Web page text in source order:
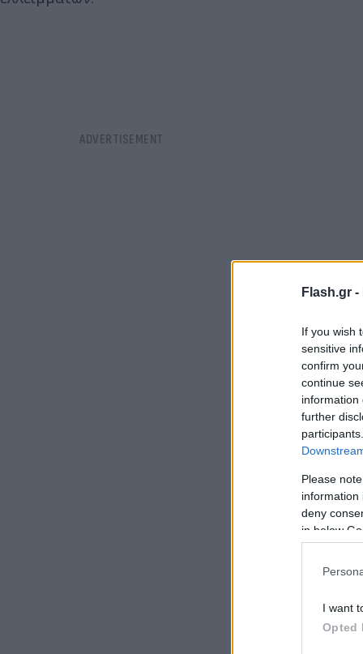
Flash.gr -
If you wish
sensitive
confirm
continue
information
further
Please
information
deny
in below
I want
Opted